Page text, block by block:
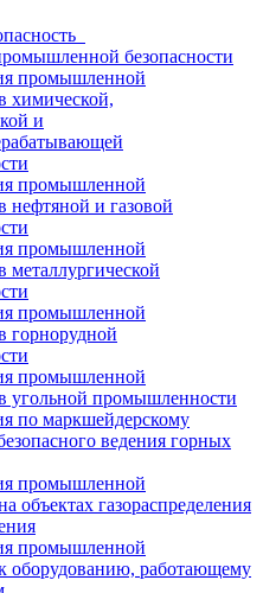
безопасности
промышленной
химической,
и
промышленной
нефтяной и газовой
промышленной
металлургической
промышленной
горнорудной
промышленной
угольной промышленности
по маркшейдерскому
ведения горных
промышленной
объектах газораспределения
промышленной
оборудованию, работающему